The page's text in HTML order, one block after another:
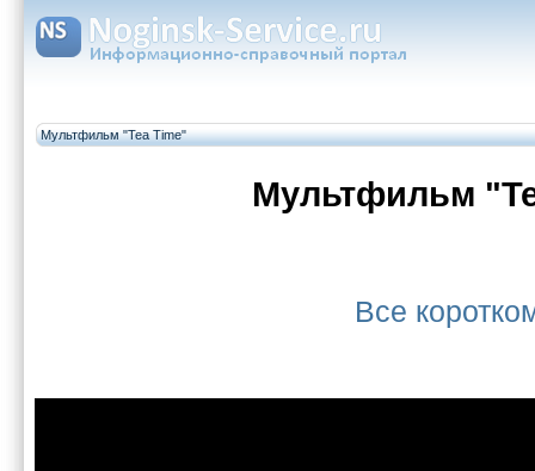
Мультфильм "Tea Time"
Мультфильм
Все